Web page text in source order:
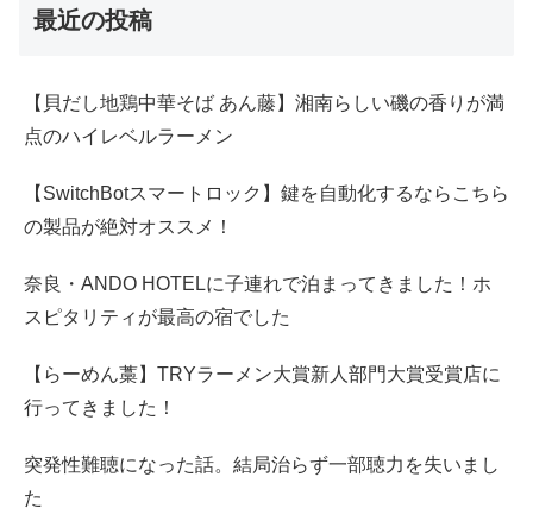
最近の投稿
【貝だし地鶏中華そば あん藤】湘南らしい磯の香りが満
点のハイレベルラーメン
【SwitchBotスマートロック】鍵を自動化するならこちら
の製品が絶対オススメ！
奈良・ANDO HOTELに子連れで泊まってきました！ホ
スピタリティが最高の宿でした
【らーめん藁】TRYラーメン大賞新人部門大賞受賞店に
行ってきました！
突発性難聴になった話。結局治らず一部聴力を失いまし
た